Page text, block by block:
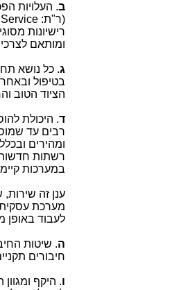
ב. העלויות
(ר"ת:
רישיונות
ומותאם
ג. כל נושא
בטיפול
הציוד הטוב
ד. היכולת
רבים עד
ומהירים
רשתות
במערכות
ענן זה
מערכת
לעבוד באופן
ה. שיטות
חיבורים
ו. היקף